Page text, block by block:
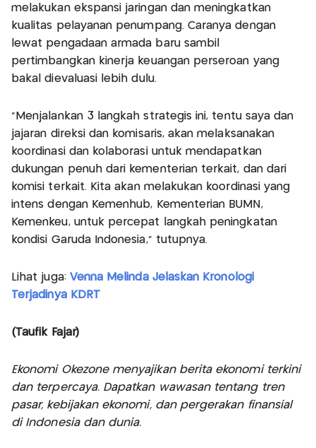
melakukan ekspansi jaringan dan meningkatkan
kualitas pelayanan penumpang. Caranya dengan
lewat pengadaan armada baru sambil
pertimbangkan kinerja keuangan perseroan yang
bakal dievaluasi lebih dulu.
"Menjalankan 3 langkah strategis ini, tentu saya dan
jajaran direksi dan komisaris, akan melaksanakan
koordinasi dan kolaborasi untuk mendapatkan
dukungan penuh dari kementerian terkait, dan dari
komisi terkait. Kita akan melakukan koordinasi yang
intens dengan Kemenhub, Kementerian BUMN,
Kemenkeu, untuk percepat langkah peningkatan
kondisi Garuda Indonesia," tutupnya.
Lihat juga: Venna Melinda Jelaskan Kronologi
Terjadinya KDRT
(Taufik Fajar)
Ekonomi Okezone menyajikan berita ekonomi terkini
dan terpercaya. Dapatkan wawasan tentang tren
pasar, kebijakan ekonomi, dan pergerakan finansial
di Indonesia dan dunia.